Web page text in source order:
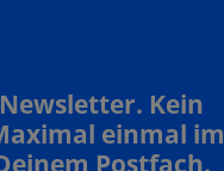
Kein
einmal im
Postfach.